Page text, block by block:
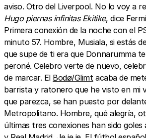
aviso. Otro del Liverpool. No lo voy a
Hugo piernas infinitas Ekitike, dice
Primera conexión de la noche con el
minuto 57. Hombre, Musiala, si estás
que supe de ti era que Donnarumma
peroné. Celebro verte de nuevo,
de marcar. El Bodø/Glimt acaba de
barrista y ratonero que he visto en mi
que parezca, se han puesto por
Metropolitano. Hombre, qué alegría,
últimas tres conexiones han sido